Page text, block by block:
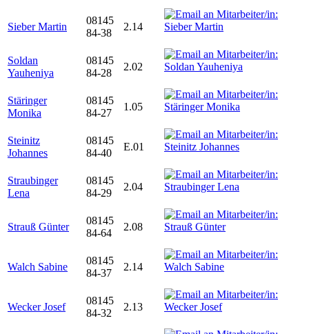
Sieber Martin
08145
84-38
2.14
Soldan
Yauheniya
08145
84-28
2.02
Stäringer
Monika
08145
84-27
1.05
Steinitz
Johannes
08145
84-40
E.01
Straubinger
Lena
08145
84-29
2.04
Strauß Günter
08145
84-64
2.08
Walch Sabine
08145
84-37
2.14
Wecker Josef
08145
84-32
2.13